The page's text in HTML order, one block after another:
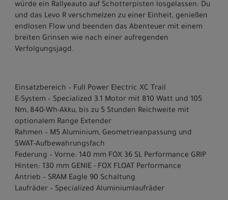
würde ein Rallyeauto auf Schotterpisten losgelassen: Du
und das Levo R verschmelzen zu einer Einheit, genießen
endlosen Flow und beenden das Abenteuer mit einem
breiten Grinsen wie nach einer aufregenden
Verfolgungsjagd.
Einsatzbereich – Full Power Electric XC Trail
E-System – Specialized 3.1 Motor mit 810 Watt und 105
Nm, 840-Wh-Akku, bis zu 5 Stunden Reichweite mit
optionalem Range Extender
Rahmen – M5 Aluminium, Geometrieanpassung und
SWAT-Aufbewahrungsfach
Federung – Vorne: 140 mm FOX 36 SL Performance GRIP
Hinten: 130 mm GENIE - FOX FLOAT Performance
Antrieb – SRAM Eagle 90 Schaltung
Laufräder – Specialized Aluminiumlaufräder